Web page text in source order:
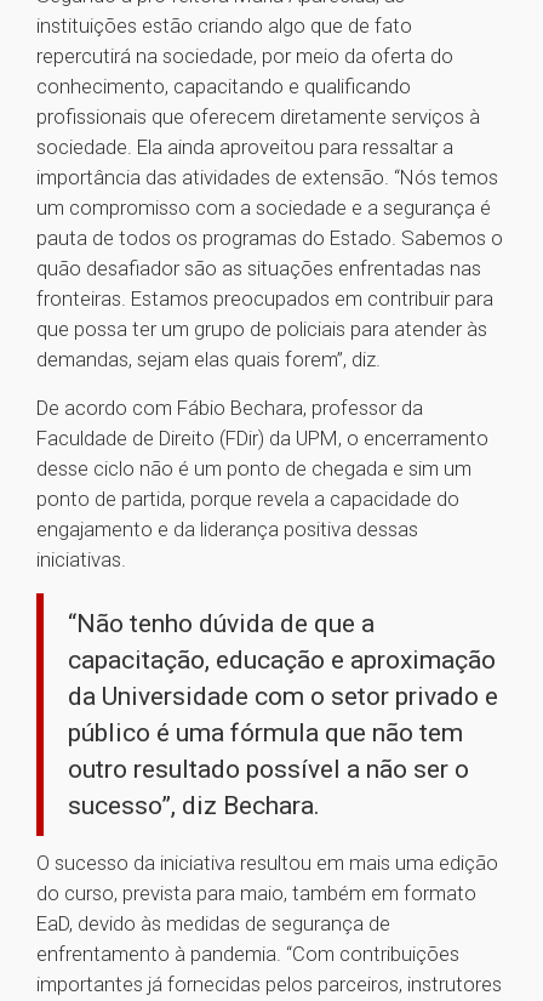
instituições estão criando algo que de fato
repercutirá na sociedade, por meio da oferta do
conhecimento, capacitando e qualificando
profissionais que oferecem diretamente serviços à
sociedade. Ela ainda aproveitou para ressaltar a
importância das atividades de extensão. “Nós temos
um compromisso com a sociedade e a segurança é
pauta de todos os programas do Estado. Sabemos o
quão desafiador são as situações enfrentadas nas
fronteiras. Estamos preocupados em contribuir para
que possa ter um grupo de policiais para atender às
demandas, sejam elas quais forem”, diz.
De acordo com Fábio Bechara, professor da
Faculdade de Direito (FDir) da UPM, o encerramento
desse ciclo não é um ponto de chegada e sim um
ponto de partida, porque revela a capacidade do
engajamento e da liderança positiva dessas
iniciativas.
“Não tenho dúvida de que a
capacitação, educação e aproximação
da Universidade com o setor privado e
público é uma fórmula que não tem
outro resultado possível a não ser o
sucesso”, diz Bechara.
O sucesso da iniciativa resultou em mais uma edição
do curso, prevista para maio, também em formato
EaD, devido às medidas de segurança de
enfrentamento à pandemia. “Com contribuições
importantes já fornecidas pelos parceiros, instrutores